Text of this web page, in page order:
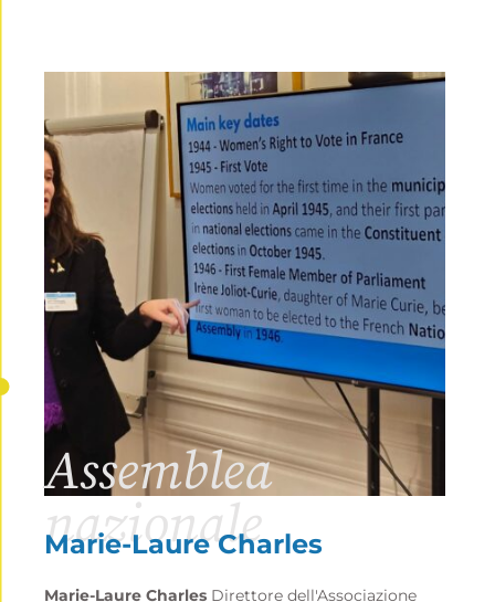
La sua voce
Marie-Laure Charles
Assemblea
nazionale
Marie-Laure Charles Direttore dell'Associazione